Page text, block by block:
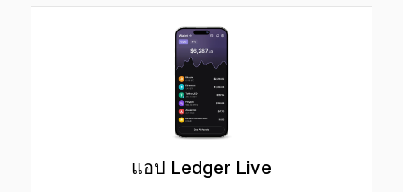
แอป Ledger Live